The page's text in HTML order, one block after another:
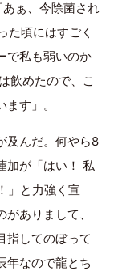
ぁ、今除菌され
た頃にはすごく
で私も弱いのか
飲めたので、こ
す」。
及んだ。何やら8
加が「はい！ 私
」と力強く宣
ありまして、
指してのぼって
年なので龍とち